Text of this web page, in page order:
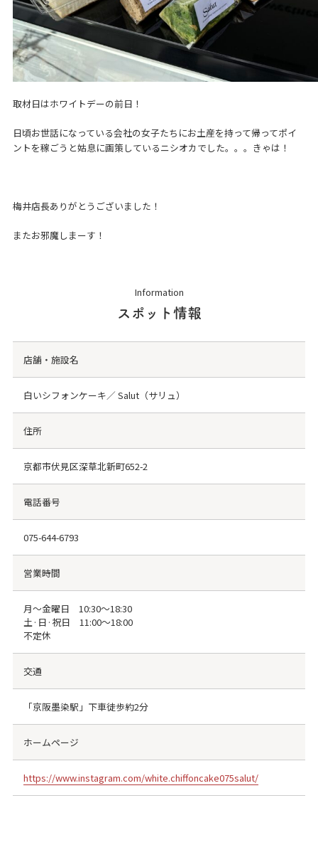
取材日はホワイトデーの前日！
日頃お世話になっている会社の女子たちにお土産を持って帰ってポイ
ントを稼ごうと姑息に画策しているニシオカでした。。。きゃは！
梅井店長ありがとうございました！
またお邪魔しまーす！
Information
スポット情報
店舗・施設名
白いシフォンケーキ／ Salut（サリュ）
住所
京都市伏見区深草北新町652-2
電話番号
075-644-6793
営業時間
月〜金曜日 10:30〜18:30
土·日·祝日 11:00〜18:00
不定休
交通
「京阪墨染駅」下車徒歩約2分
ホームページ
https://www.instagram.com/white.chiffoncake075salut/